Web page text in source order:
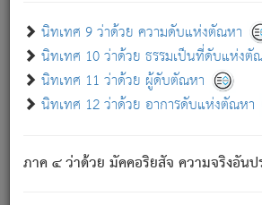
นิทเทศ 9 ว่าด้วย ความดับแห่งตัณหา
นิทเทศ 10 ว่าด้วย ธรรมเป็นที่ดับแห่งตั
นิทเทศ 11 ว่าด้วย ผู้ดับตัณหา
นิทเทศ 12 ว่าด้วย อาการดับแห่งตัณหา
ภาค ๔ ว่าด้วย มัคคอริยสัจ ความจริงอันป
- อุ.ขุ. ๒๕/๑๒๑/๘๔.
(ข้อความนี้ เป็นพระพุทธอุทานที่ทรงเปล่
เป็นที่ตรัสรู้ เมื่อตรัสรู้แล้วได้ 7 วัน)